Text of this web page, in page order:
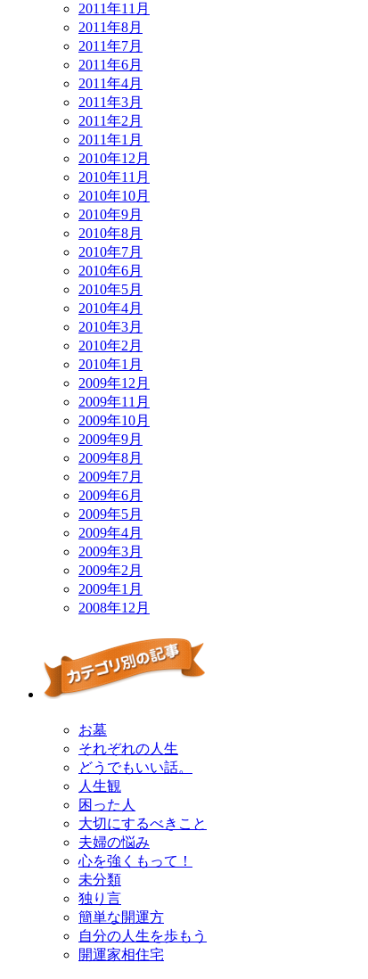
2011年11月
2011年8月
2011年7月
2011年6月
2011年4月
2011年3月
2011年2月
2011年1月
2010年12月
2010年11月
2010年10月
2010年9月
2010年8月
2010年7月
2010年6月
2010年5月
2010年4月
2010年3月
2010年2月
2010年1月
2009年12月
2009年11月
2009年10月
2009年9月
2009年8月
2009年7月
2009年6月
2009年5月
2009年4月
2009年3月
2009年2月
2009年1月
2008年12月
お墓
それぞれの人生
どうでもいい話。
人生観
困った人
大切にするべきこと
夫婦の悩み
心を強くもって！
未分類
独り言
簡単な開運方
自分の人生を歩もう
開運家相住宅